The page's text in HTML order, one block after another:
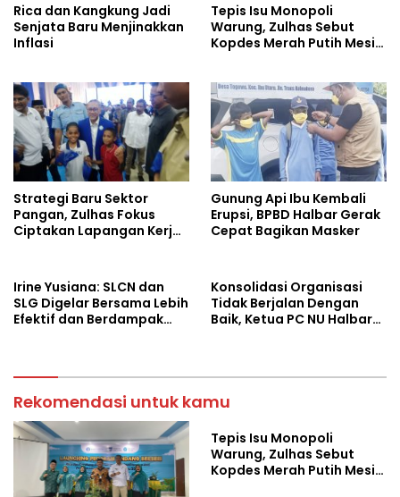
Rica dan Kangkung Jadi
Senjata Baru Menjinakkan
Inflasi
Tepis Isu Monopoli
Warung, Zulhas Sebut
Kopdes Merah Putih Mesin
Strategi Baru Sektor
Pangan, Zulhas Fokus
Ciptakan Lapangan Kerja
Gunung Api Ibu Kembali
Erupsi, BPBD Halbar Gerak
Cepat Bagikan Masker
Irine Yusiana: SLCN dan
SLG Digelar Bersama Lebih
Efektif dan Berdampak
Konsolidasi Organisasi
Tidak Berjalan Dengan
Baik, Ketua PC NU Halbar
Rekomendasi untuk kamu
Tepis Isu Monopoli
Warung, Zulhas Sebut
Kopdes Merah Putih Mesin